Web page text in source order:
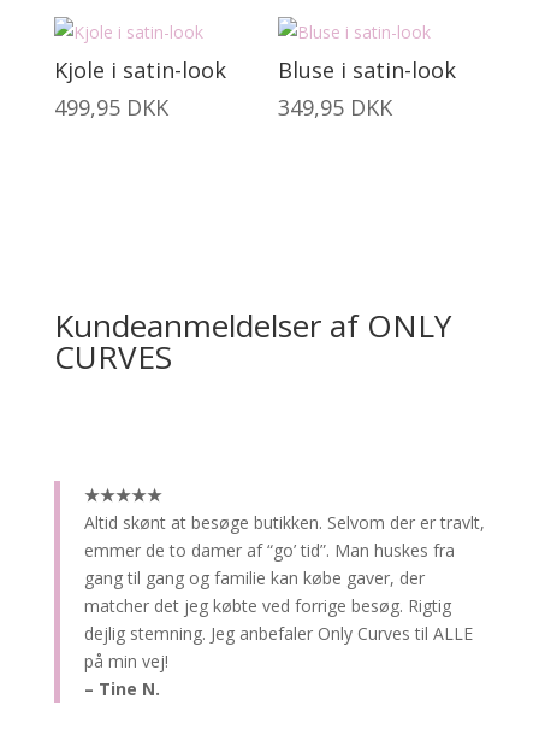
Kjole i satin-look
499,95 DKK
Bluse i satin-look
349,95 DKK
Kundeanmeldelser af ONLY
CURVES
★★★★★
Altid skønt at besøge butikken. Selvom der er travlt,
emmer de to damer af “go’ tid”. Man huskes fra
gang til gang og familie kan købe gaver, der
matcher det jeg købte ved forrige besøg. Rigtig
dejlig stemning. Jeg anbefaler Only Curves til ALLE
på min vej!
– Tine N.